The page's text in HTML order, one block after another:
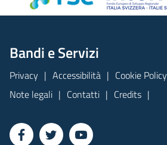
Bandi e Servizi
Privacy Accessibilità
Cookie Policy
Note legali
Contatti Credits